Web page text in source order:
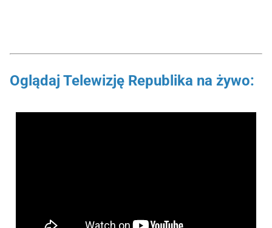
Oglądaj Telewizję Republika na żywo: